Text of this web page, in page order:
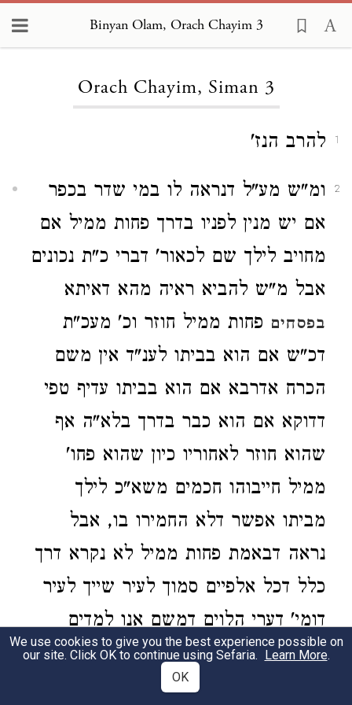
Binyan Olam, Orach Chayim 3
Orach Chayim, Siman 3
1 להרב הנז'
2
ומ"ש מע"ל דנראה לו במי שדר בכפר
אם יש מנין לפניו בדרך פחות ממיל אם
מחויב לילך שם לכאור' דברי כ"ת נכונים
אבל מ"ש להביא ראיה מהא דאיתא
בפסחים פחות ממיל חוזר וכ' מעכ"ת
דכ"ש אם הוא בביתו לענ"ד אין משם
הכרח אדרבא אם הוא בביתו עדיף טפי
דדוקא אם הוא כבר בדרך בלא"ה אף
שהוא חוזר לאחוריו כיון שהוא פחו'
ממיל חייבוהו חכמים משא"כ לילך
מביתו אפשר דלא החמירו בו, אבל
נראה דבאמת פחות ממיל לא נקרא דרך
כלל דכל אלפיים סמוך לעיר שייך לעיר
דומי' דערי הלוים דמשם אנו למדים
לתחום שבת וכמ"ש במס' עירובין גם
סמך לזה מקרא דיהושע שהארון הי'
We use cookies to give you the best experience possible on
our site. Click OK to continue using Sefaria. Learn More.
OK